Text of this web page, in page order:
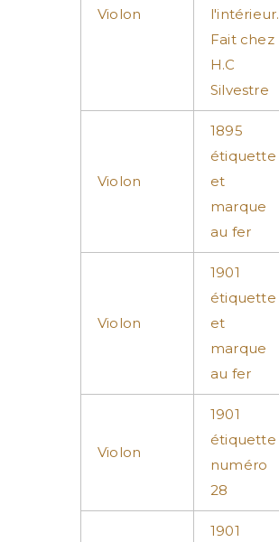
Violon
l'intérieur.
Fait chez
H.C
Silvestre
Violon
1895
étiquette
et
marque
au fer
Violon
1901
étiquette
et
marque
au fer
Violon
1901
étiquette
numéro
28
1901